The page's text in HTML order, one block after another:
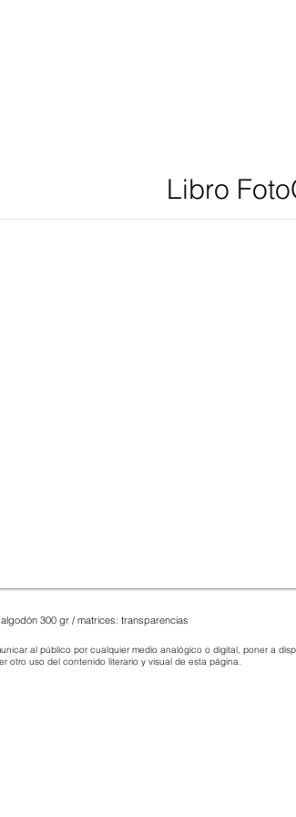
Libro
300 gr / matrices: transparencias
al público por cualquier medio analógico o digital, poner a
otro uso del contenido literario y visual de esta página.